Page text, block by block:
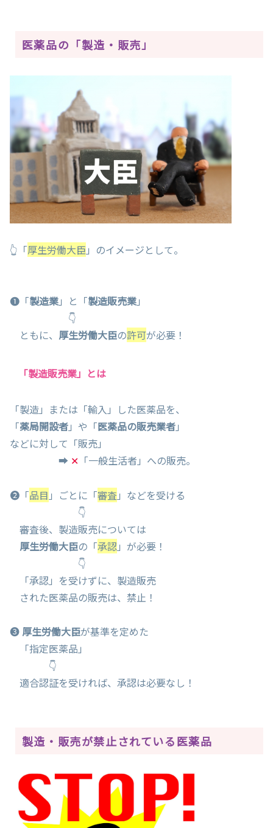
医薬品の「製造・販売」
👆「厚生労働大臣 」のイメージとして。
❶「製造業」と「製造販売業」
👇
ともに、 厚生労働大臣の許可が必要！
「製造販売業」とは
「製造」または「輸入」した医薬品を、
「薬局開設者」や「医薬品の販売業者」
などに対して「販売」
➡ ✕ 「一般生活者」への販売。
❷「品目 」ごとに「審査 」などを受ける
👇
審査後、製造販売については
厚生労働大臣の「承認」が必要！
👇
「承認」を受けずに、製造販売
された医薬品の販売は、禁止！
❸ 厚生労働大臣が基準を定めた
「指定医薬品」
👇
適合認証を受ければ、承認は必要なし！
製造・販売が禁止されている医薬品